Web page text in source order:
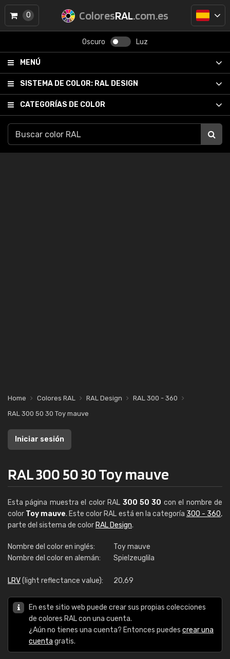
ColoresRAL.com.es
Oscuro Luz
MENÚ
SISTEMA DE COLOR: RAL DESIGN
CATEGORÍAS DE COLOR
0
Home Colores RAL RAL Design
RAL 300 - 360
RAL 300 50 30 Toy mauve
Iniciar sesión
RAL 300 50 30 Toy mauve
Esta página muestra el color RAL 300 50 30 con el nombre de
color Toy mauve. Este color RAL está en la categoría 300 - 360,
parte del sistema de color RAL Design.
Nombre del color en inglés:
Toy mauve
Nombre del color en alemán:
Spielzeuglila
LRV(light reflectance value): 20,69
En este sitio web puede crear sus propias colecciones
de colores RAL con una cuenta.
¿Aún no tienes una cuenta? Entonces puedes crear una
cuenta gratis.